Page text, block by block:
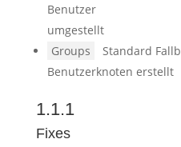
Benutzer
umgestellt
Groups
Standard
Benutzerknoten erstellt
1.1.1
Fixes